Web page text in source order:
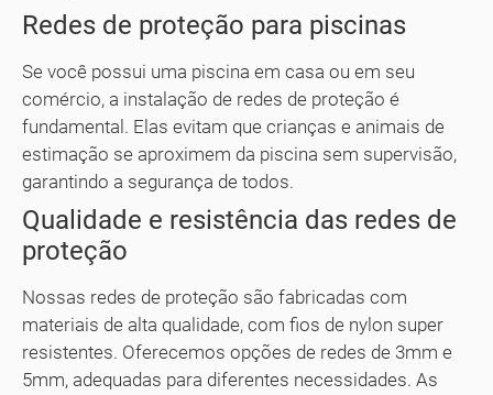
Redes de proteção para piscinas
Se você possui uma piscina em casa ou em seu
comércio, a instalação de redes de proteção é
fundamental. Elas evitam que crianças e animais de
estimação se aproximem da piscina sem supervisão,
garantindo a segurança de todos.
Qualidade e resistência das redes de
proteção
Nossas redes de proteção são fabricadas com
materiais de alta qualidade, com fios de nylon super
resistentes. Oferecemos opções de redes de 3mm e
5mm, adequadas para diferentes necessidades. As